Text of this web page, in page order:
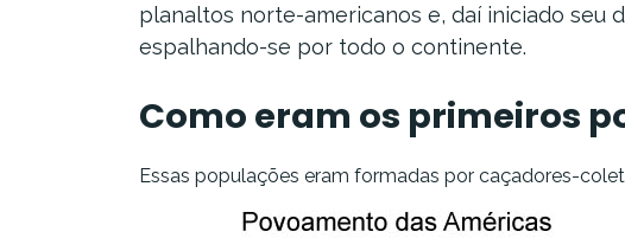
planaltos norte-americanos e, daí iniciado seu
espalhando-se por todo o continente.
Como eram os primeiros
Essas populações eram formadas por caçadores-